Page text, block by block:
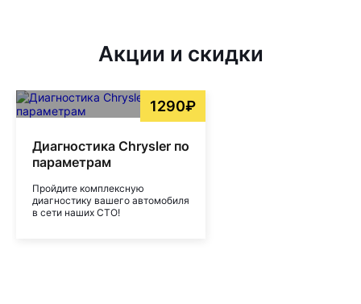
Акции и скидки
1290₽
Диагностика Chrysler по
параметрам
Пройдите комплексную
диагностику вашего автомобиля
в сети наших СТО!